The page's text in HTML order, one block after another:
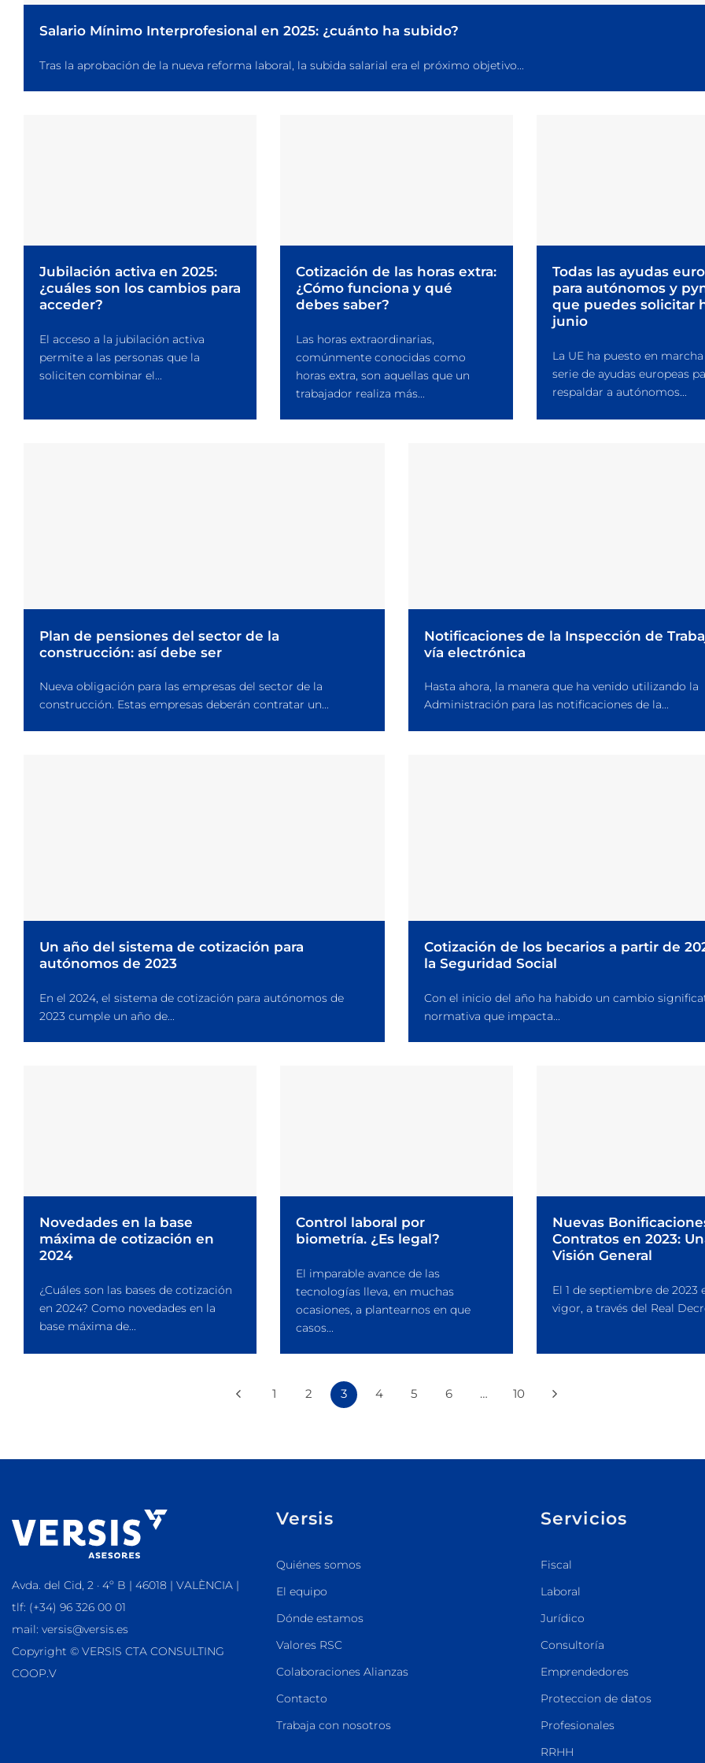
Salario Mínimo Interprofesional en 2025: ¿cuánto ha subido?
Tras la aprobación de la nueva reforma laboral, la subida salarial era el próximo objetivo...
Jubilación activa en 2025:
¿cuáles son los cambios para
acceder?
El acceso a la jubilación activa
permite a las personas que la
soliciten combinar el...
Cotización de las horas extra:
¿Cómo funciona y qué
debes saber?
Las horas extraordinarias,
comúnmente conocidas como
horas extra, son aquellas que un
trabajador realiza más...
Todas las ayudas
para autónomos y
que puedes solicitar
junio
La UE ha puesto en
serie de ayudas europeas
respaldar a autónomos...
Plan de pensiones del sector de la
construcción: así debe ser
Nueva obligación para las empresas del sector de la
construcción. Estas empresas deberán contratar un...
Notificaciones de la Inspección de
vía electrónica
Hasta ahora, la manera que ha venido utilizando la
Administración para las notificaciones de la...
Un año del sistema de cotización para
autónomos de 2023
En el 2024, el sistema de cotización para autónomos de
2023 cumple un año de...
Cotización de los becarios a partir de
la Seguridad Social
Con el inicio del año ha habido un cambio
normativa que impacta...
Novedades en la base
máxima de cotización en
2024
¿Cuáles son las bases de cotización
en 2024? Como novedades en la
base máxima de...
Control laboral por
biometría. ¿Es legal?
El imparable avance de las
tecnologías lleva, en muchas
ocasiones, a plantearnos en que
casos...
Nuevas
Contratos en 2023:
Visión General
El 1 de septiembre de 2023
vigor, a través del Real
1 2 3 4 5 6 … 10
Avda. del Cid, 2 · 4º B | 46018 | VALÈNCIA |
tlf: (+34) 96 326 00 01
mail: versis@versis.es
Copyright © VERSIS CTA CONSULTING
COOP.V
Versis
Quiénes somos
El equipo
Dónde estamos
Valores RSC
Colaboraciones Alianzas
Contacto
Trabaja con nosotros
Servicios
Fiscal
Laboral
Jurídico
Consultoría
Emprendedores
Proteccion de datos
Profesionales
RRHH